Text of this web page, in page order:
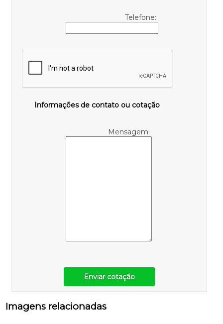
Telefone:
Informações de contato ou cotação
Mensagem:
Enviar cotação
Imagens relacionadas